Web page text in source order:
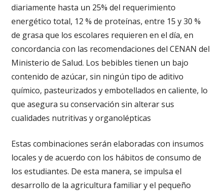
diariamente hasta un 25% del requerimiento
energético total, 12 % de proteínas, entre 15 y 30 %
de grasa que los escolares requieren en el día, en
concordancia con las recomendaciones del CENAN del
Ministerio de Salud. Los bebibles tienen un bajo
contenido de azúcar, sin ningún tipo de aditivo
químico, pasteurizados y embotellados en caliente, lo
que asegura su conservación sin alterar sus
cualidades nutritivas y organolépticas
Estas combinaciones serán elaboradas con insumos
locales y de acuerdo con los hábitos de consumo de
los estudiantes. De esta manera, se impulsa el
desarrollo de la agricultura familiar y el pequeño